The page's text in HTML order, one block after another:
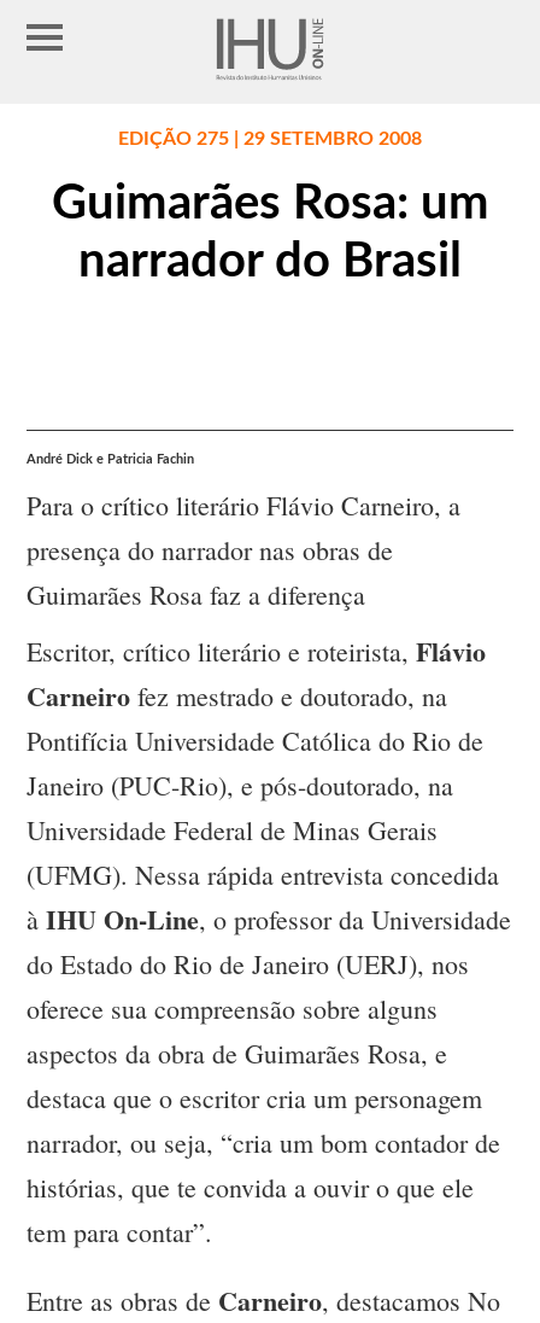
EDIÇÃO 275 | 29 SETEMBRO 2008
Guimarães Rosa: um
narrador do Brasil
André Dick e Patricia Fachin
Para o crítico literário Flávio Carneiro, a
presença do narrador nas obras de
Guimarães Rosa faz a diferença
Escritor, crítico literário e roteirista,Flávio
Carneiro fez mestrado e doutorado, na
Pontifícia Universidade Católica do Rio de
Janeiro (PUC-Rio), e pós-doutorado, na
Universidade Federal de Minas Gerais
(UFMG). Nessa rápida entrevista concedida
àIHU On-Line, o professor da Universidade
do Estado do Rio de Janeiro (UERJ), nos
oferece sua compreensão sobre alguns
aspectos da obra de Guimarães Rosa, e
destaca que o escritor cria um personagem
narrador, ou seja, “cria um bom contador de
histórias, que te convida a ouvir o que ele
tem para contar”.
Entre as obras de Carneiro, destacamos No